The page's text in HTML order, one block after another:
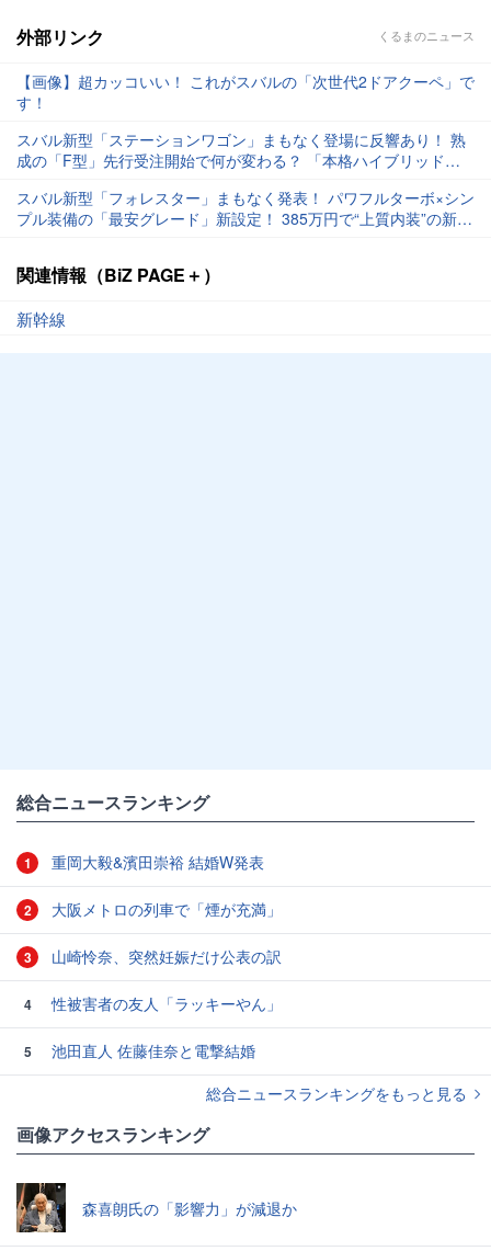
外部リンク くるまのニュース
【画像】超カッコいい！ これがスバルの「次世代2ドアクーペ」で
す！
スバル新型「ステーションワゴン」まもなく登場に反響あり！ 熟
成の「F型」先行受注開始で何が変わる？ 「本格ハイブリッドま
スバル新型「フォレスター」まもなく発表！ パワフルターボ×シン
プル装備の「最安グレード」新設定！ 385万円で“上質内装”の新グ
関連情報（BiZ PAGE＋）
新幹線
総合ニュースランキング
1 重岡大毅&濱田崇裕 結婚W発表
2 大阪メトロの列車で「煙が充満」
3 山崎怜奈、突然妊娠だけ公表の訳
4 性被害者の友人「ラッキーやん」
5
池田直人 佐藤佳奈と電撃結婚
総合ニュースランキングをもっと見る
画像アクセスランキング
森喜朗氏の「影響力」が減退か